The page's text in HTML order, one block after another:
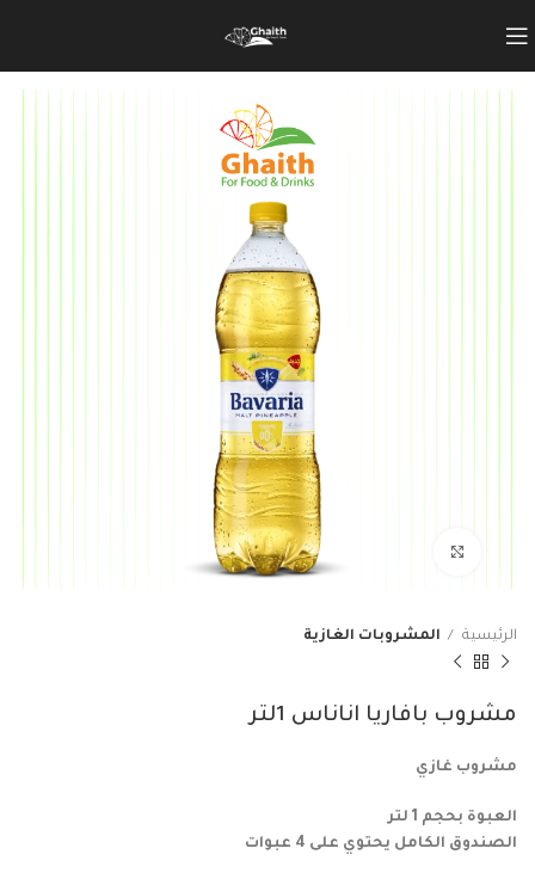
الرئيسية المشروبات الغازية
مشروب بافاريا اناناس 1لتر
مشروب غازي
العبوة بحجم 1 لتر
الصندوق الكامل يحتوي على 4 عبوات